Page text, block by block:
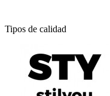
Tipos de calidad